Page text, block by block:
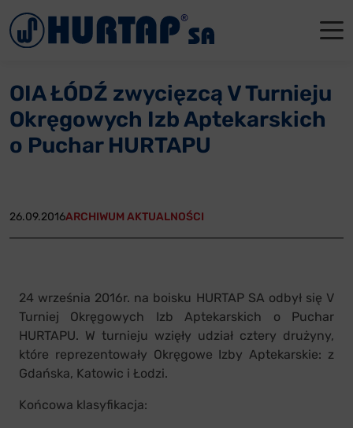
OIA ŁÓDŹ zwycięzcą V Turnieju
Okręgowych Izb Aptekarskich
o Puchar HURTAPU
26.09.2016ARCHIWUM AKTUALNOŚCI
24 września 2016r. na boisku HURTAP SA odbył się V
Turniej Okręgowych Izb Aptekarskich o Puchar
HURTAPU. W turnieju wzięły udział cztery drużyny,
które reprezentowały Okręgowe Izby Aptekarskie: z
Gdańska, Katowic i Łodzi.
Końcowa klasyfikacja:
Menu
Aktualności
Współpraca
Reklamacje
Kontakt
Władze
Dla
Dla
Gdańsk